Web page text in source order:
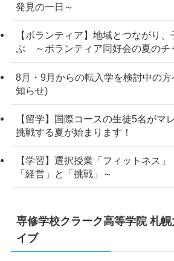
発見の一日～
【ボランティア】地域とつながり
ぶ ～ボランティア同好会の夏のチ
8月・9月からの転入学を検討中の
知らせ
【留学】国際コースの生徒5名がマ
挑戦する夏が始まります！
【学習】選択授業「フィットネス
「経営」と「挑戦」～
専修学校クラーク高等学院 札
イブ